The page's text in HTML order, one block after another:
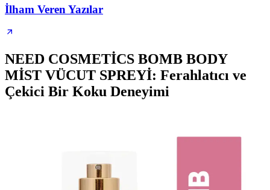
İlham Veren Yazılar
NEED COSMETİCS BOMB BODY
MİST VÜCUT SPREYİ: Ferahlatıcı ve
Çekici Bir Koku Deneyimi